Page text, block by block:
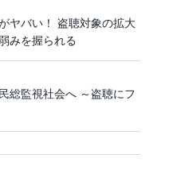
ヤバい！ 盗聴対象の拡大
みを握られる
総監視社会へ ～盗聴にフ